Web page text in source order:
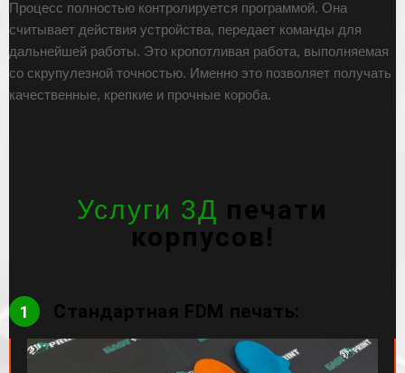
Процесс полностью контролируется программой. Она
считывает действия устройства, передает команды для
дальнейшей работы. Это кропотливая работа, выполняемая
со скрупулезной точностью. Именно это позволяет получать
качественные, крепкие и прочные короба.
Услуги 3Д печати
корпусов!
1 Стандартная FDM печать: